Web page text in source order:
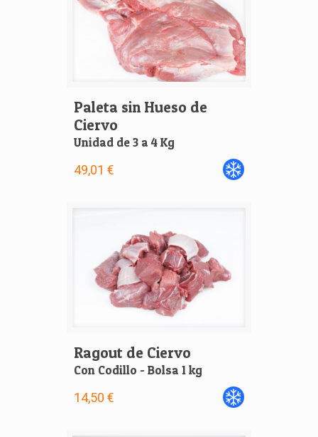
Paleta sin Hueso de
Ciervo
Unidad de 3 a 4 Kg
49,01 €
Ragout de Ciervo
Con Codillo - Bolsa 1 kg
14,50 €